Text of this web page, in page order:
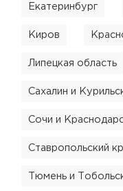
Екатеринбург
Киров
Липецкая область
Сахалин и
Сочи и
Ставропольский
Тюмень и